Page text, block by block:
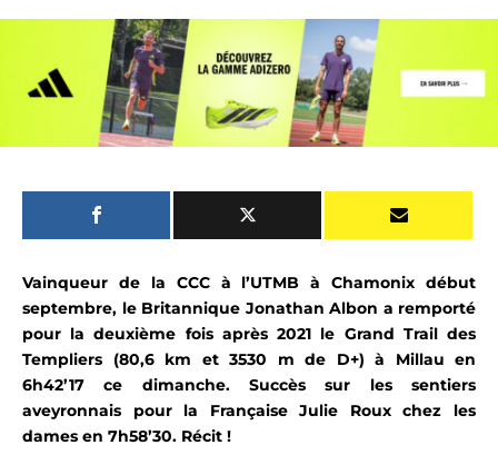
Vainqueur de la CCC à l’UTMB à Chamonix début
septembre, le Britannique Jonathan Albon a remporté
pour la deuxième fois après 2021 le Grand Trail des
Templiers (80,6 km et 3530 m de D+) à Millau en
6h42’17 ce dimanche. Succès sur les sentiers
aveyronnais pour la Française Julie Roux chez les
dames en 7h58’30. Récit !